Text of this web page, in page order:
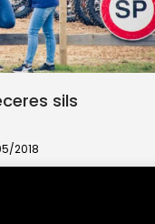
sils
2018